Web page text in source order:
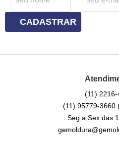
CADASTRAR
(11)
(11) 95779-3660
Seg a Sex das